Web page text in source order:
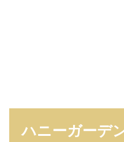
ハニーガーデ